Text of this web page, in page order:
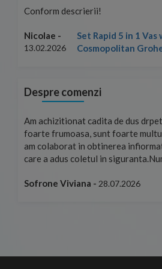
Conform descrierii!
Nicolae -
13.02.2026
Set Rapid 5 in 1
Cosmopolitan
Despre comenzi
Am achizitionat cadita de dus
foarte frumoasa, sunt foarte
am colaborat in obtinerea
care a adus coletul in
Sofrone Viviana - 28.07.2026